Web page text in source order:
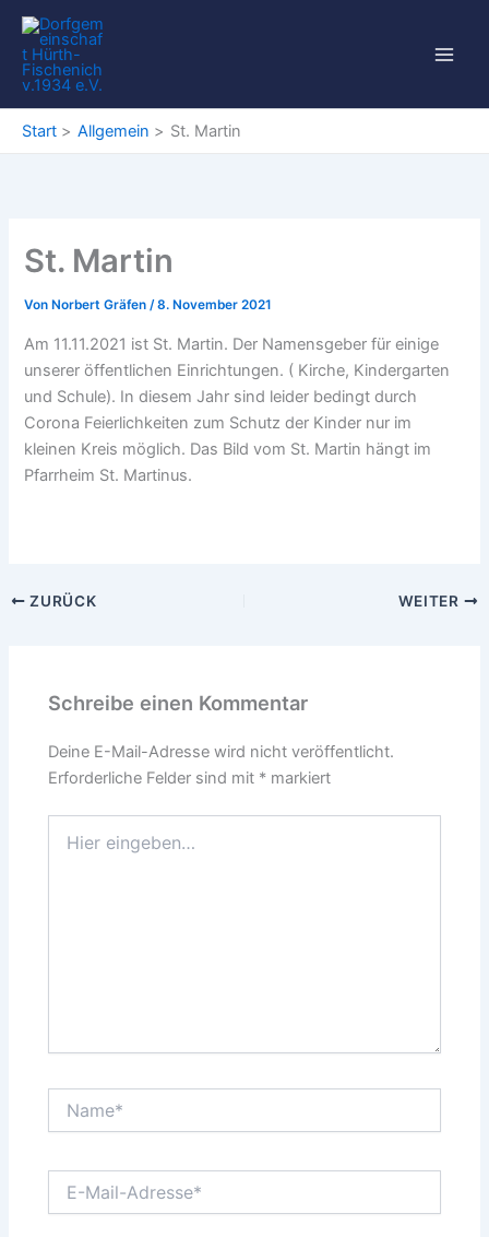
Zum
Inhalt
springen
Start Allgemein St. Martin
St. Martin
Von Norbert Gräfen/8. November 2021
Am 11.11.2021 ist St. Martin. Der Namensgeber für einige
unserer öffentlichen Einrichtungen. ( Kirche, Kindergarten
und Schule). In diesem Jahr sind leider bedingt durch
Corona Feierlichkeiten zum Schutz der Kinder nur im
kleinen Kreis möglich. Das Bild vom St. Martin hängt im
Pfarrheim St. Martinus.
ZURÜCK WEITER
Schreibe einen Kommentar
Deine E-Mail-Adresse wird nicht veröffentlicht.
Erforderliche Felder sind mit * markiert
eingeben…
Mail-